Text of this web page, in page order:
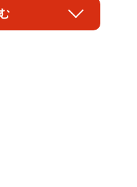
が見えなくなってしま
なってしまったポメラ